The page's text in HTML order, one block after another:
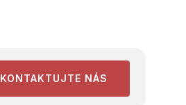
KONTAKTUJTE NÁS